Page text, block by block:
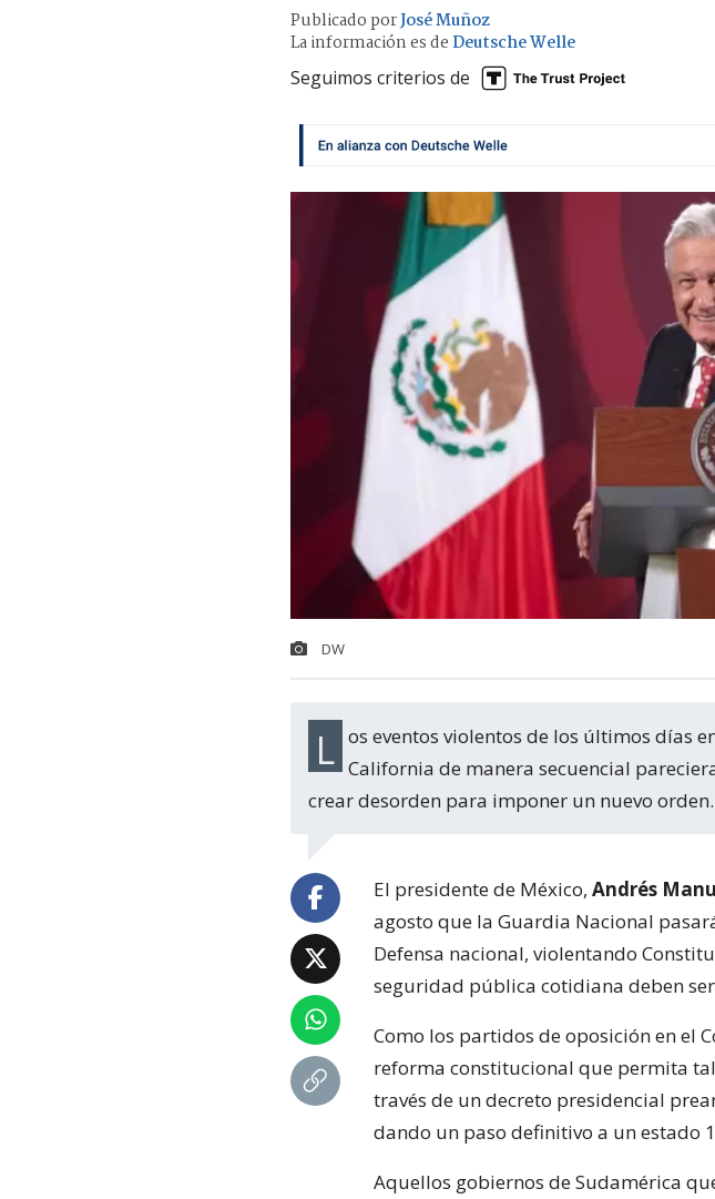
Publicado porJosé Muñoz
La información es de Deutsche Welle
Seguimos criterios de
DW
Los eventos violentos de los últimos días en Jalisco, Guanajuato, Chihuahua y Baja California de manera secuencial
crear desorden para imponer un nuevo orden.
El presidente de México, Andrés
agosto que la Guardia Nacional
Defensa nacional, violentando
seguridad pública cotidiana deben
Como los partidos de oposición en el
reforma constitucional que permita
través de un decreto presidencial
dando un paso definitivo a un estado
Aquellos gobiernos de Sudamérica